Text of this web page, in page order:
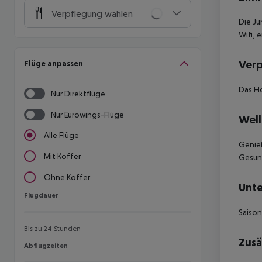
Verpflegung wählen
Flüge anpassen
Nur Direktflüge
Nur Eurowings-Flüge
Alle Flüge
Mit Koffer
Ohne Koffer
Flugdauer
Flugdauer
Bis zu 24 Stunden
Abflugzeiten
Abflugzeiten
Die
Wifi,
Das